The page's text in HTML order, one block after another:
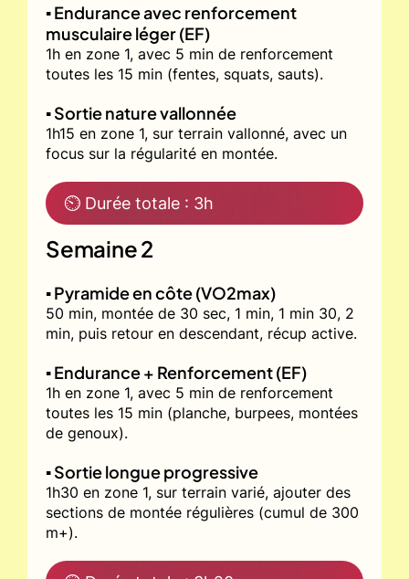
▪️ Endurance avec renforcement
musculaire léger (EF)
1h en zone 1, avec 5 min de renforcement
toutes les 15 min (fentes, squats, sauts).
▪️ Sortie nature vallonnée
1h15 en zone 1, sur terrain vallonné, avec un
focus sur la régularité en montée.
⏲ Durée totale : 3h
Semaine 2
▪️ Pyramide en côte (VO2max)
50 min, montée de 30 sec, 1 min, 1 min 30, 2
min, puis retour en descendant, récup active.
▪️ Endurance + Renforcement (EF)
1h en zone 1, avec 5 min de renforcement
toutes les 15 min (planche, burpees, montées
de genoux).
▪️ Sortie longue progressive
1h30 en zone 1, sur terrain varié, ajouter des
sections de montée régulières (cumul de 300
m+).